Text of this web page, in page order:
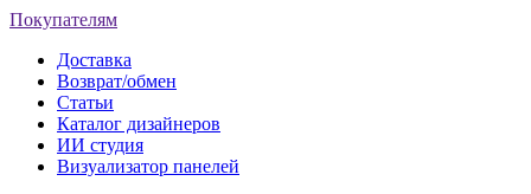
Покупателям
Доставка
Возврат/обмен
Статьи
Каталог дизайнеров
ИИ студия
Визуализатор панелей